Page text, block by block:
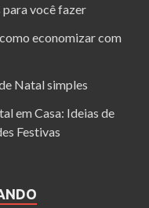
você fazer
economizar com
Natal simples
em Casa: Ideias de
Festivas